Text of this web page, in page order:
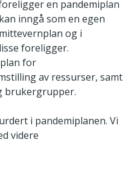
en pandemiplan
inngå som en egen
og i
foreligger.
for
av ressurser, samt
brukergrupper.
i pandemiplanen. Vi
videre